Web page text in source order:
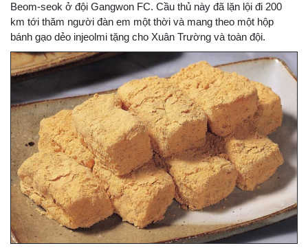
Beom-seok ở đội Gangwon FC. Cầu thủ này đã lặn lội đi 200
km tới thăm người đàn em một thời và mang theo một hộp
bánh gạo dẻo injeolmi tặng cho Xuân Trường và toàn đội.